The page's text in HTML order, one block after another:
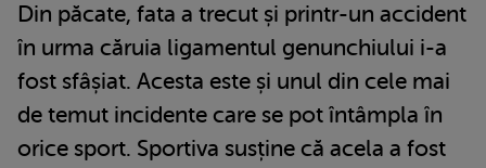
Din păcate, fata a trecut și printr-un accident
în urma căruia ligamentul genunchiului i-a
fost sfâșiat. Acesta este și unul din cele mai
de temut incidente care se pot întâmpla în
orice sport. Sportiva susține că acela a fost